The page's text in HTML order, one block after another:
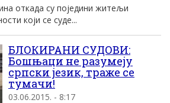
откада су поједини житељи
који се суде...
БЛОКИРАНИ СУДОВИ:
Бошњаци не разумеју
српски језик, траже се
тумачи!
03.06.2015. - 8:17